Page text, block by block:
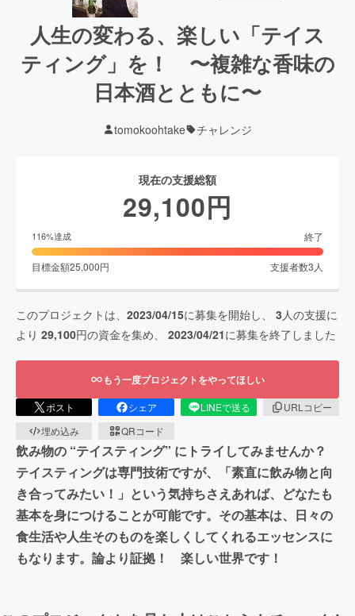
人生の変わる、楽しい「テイス
ティング」を！ 〜複雑な香味の
日本酒とともに〜
tomokoohtake チャレンジ
現在の支援総額
29,100円
116%達成 終了
目標金額25,000円 支援者数3 人
このプロジェクトは、 2023/04/15に募集を開始し、 3 人の支援に
より 29,100円の資金を集め、 2023/04/21に募集を終了しました
もう一度プロジェクトをやってほしい
ポスト シェア LINEで送る
URLコピー
埋め込み
QRコード
飲み物の “テイスティング” にトライしてみませんか？
テイスティングは専門技術ですが、「素直に飲み物と向
き合ってみたい！」という気持ちさえあれば、どなたも
基本を身につけることが可能です。その基本は、日々の
食生活や人生そのものを楽しくしてくれるエッセンスに
もなります。論より証拠！ 楽しい世界です！